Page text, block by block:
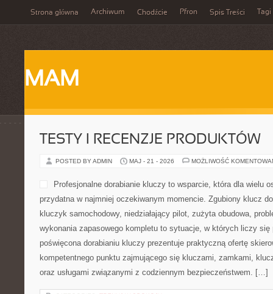
Strona główna Archiwum Chodźcie Pfron Spis Treści Tagi
MAM
TESTY I RECENZJE PRODUKTÓW
POSTED BY ADMIN MAJ - 21 - 2026 MOŻLIWOŚĆ
Profesjonalne dorabianie kluczy to wsparcie, która dla wielu
przydatna w najmniej oczekiwanym momencie. Zgubiony klucz
kluczyk samochodowy, niedziałający pilot, zużyta obudowa,
wykonania zapasowego kompletu to sytuacje, w których liczy się
poświęcona dorabianiu kluczy prezentuje praktyczną ofertę
kompetentnego punktu zajmującego się kluczami, zamkami,
oraz usługami związanymi z codziennym bezpieczeństwem. […]